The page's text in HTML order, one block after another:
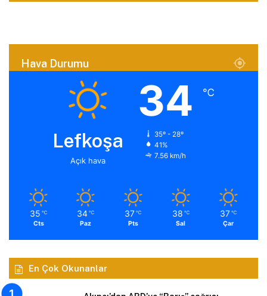
Hava Durumu
Lefkoşa
Açık hava
34 ℃
35º - 28º
41%
7.56 km/h
35 ℃
Cts
34 ℃
Paz
37 ℃
Pts
38 ℃
Sal
37 ℃
Çar
En Çok Okunanlar